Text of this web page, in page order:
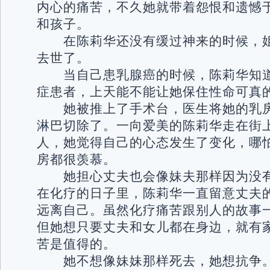
内心的痛苦，不久她就带着怨恨和遗憾
和孩子。
在陈莉华还没有缓过神来的时候，
去世了。
当自己患乳腺癌的时候，陈莉华知
症患者，上天能不能让她保住性命可真
她被推上了手术台，医生将她的乳
淋巴切除了。一向爱美的陈莉华走在街
人，她觉得自己的心态发生了变化，哪
房都很羡慕。
她担心丈夫也会像妹夫那样因为没
在化疗的日子里，陈莉华一直留意丈夫
远离自己。虽然化疗痛苦跟别人的故事
但她想只要丈夫和女儿都在身边，就有
苦是值得的。
她不想像妹妹那样死去，她想抗争